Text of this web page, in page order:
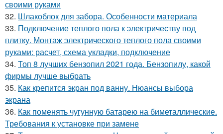
своими руками
32. Шлакоблок для забора. Особенности материала
33. Подключение теплого пола к электричеству под
плитку. Монтаж электрического теплого пола своими
руками: расчет, схема укладки, подключение
34. Топ 8 лучших бензопил 2021 года. Бензопилу, какой
фирмы лучше выбрать
35. Как крепится экран под ванну. Нюансы выбора
экрана
36. Как поменять чугунную батарею на биметаллические.
Требования к установке при замене